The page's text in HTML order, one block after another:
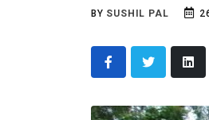
BY SUSHIL PAL